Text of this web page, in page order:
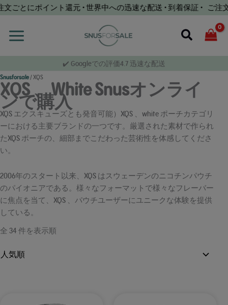
コ
ン
ツ
ス
キ
ッ
プ
イント還元 • 世界中への迅速な配送 • 到着保証 • ご注文ごと
検
✔️ Googleでの評価4.7 迅速な配送
Snusforsale/XQS
XQS 、White Snusオンライ
ンで購入
XQS エクスキューズとも発音可能）XQS 、white ポーチカテゴリ
ーにおける主要ブランドの一つです。厳選された素材で作られ
たXQS ポーチの、細部までこだわった芸術性を体感してくださ
い。
2006年のスタート以来、XQS はスウェーデンのニコチンパウチ
のパイオニアである。様々なフォーマットで様々なフレーバー
に焦点を当て、XQS 、パウチユーザーにユニークな体験を提供
している。
全 34 件を表示人
気
順